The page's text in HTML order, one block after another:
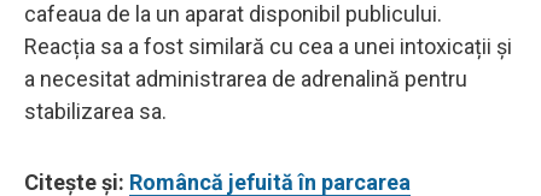
cafeaua de la un aparat disponibil publicului.
Reacția sa a fost similară cu cea a unei intoxicații și
a necesitat administrarea de adrenalină pentru
stabilizarea sa.
Citește și: Româncă jefuită în parcarea